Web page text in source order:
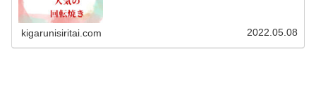
kigarunisiritai.com 2022.05.08